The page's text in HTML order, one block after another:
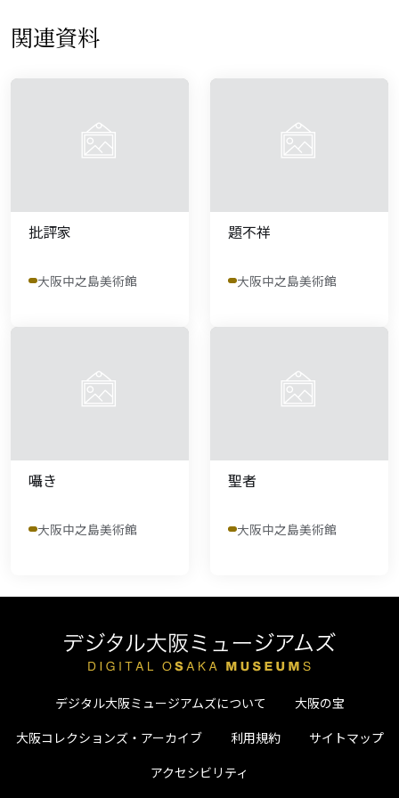
関連資料
批評家
大阪中之島美術館
題不祥
大阪中之島美術館
囁き
大阪中之島美術館
聖者
大阪中之島美術館
デジタル大阪ミュージアムズについて
大阪の宝
大阪コレクションズ・アーカイブ
利用規約
サイトマップ
アクセシビリティ